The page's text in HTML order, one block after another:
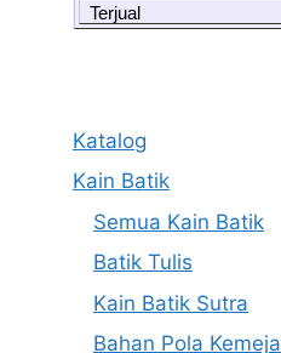
Terjual
Katalog
Kain Batik
Semua Kain Batik
Batik Tulis
Kain Batik Sutra
Bahan Pola Kemeja